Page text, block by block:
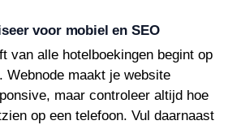
voor mobiel en SEO
van alle hotelboekingen begint op
Webnode maakt je website
maar controleer altijd hoe
op een telefoon. Vul daarnaast